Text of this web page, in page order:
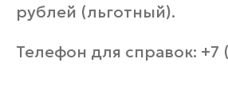
рублей (льготный).
Телефон для справок: +7